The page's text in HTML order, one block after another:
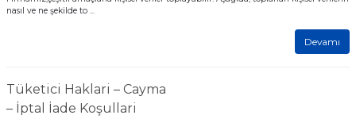
Duvar Tipi Klima
nasıl ve ne şekilde to ...
Devamı
Tüketici Haklari – Cayma
– İptal İade Koşullari